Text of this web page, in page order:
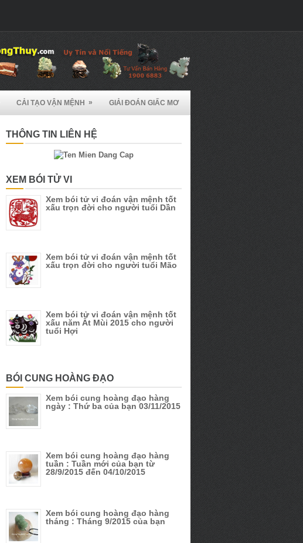
CẢI TẠO VẬN MỆNH » GIẢI ĐOÁN GIẤC MƠ
THÔNG TIN LIÊN HỆ
XEM BÓI TỬ VI
Xem bói tử vi đoán vận mệnh tốt
xấu trọn đời cho người tuổi Dần
Xem bói tử vi đoán vận mệnh tốt
xấu trọn đời cho người tuổi Mão
Xem bói tử vi đoán vận mệnh tốt
xấu năm Ất Mùi 2015 cho người
tuổi Hợi
BÓI CUNG HOÀNG ĐẠO
Xem bói cung hoàng đạo hàng
ngày : Thứ ba của bạn 03/11/2015
Xem bói cung hoàng đạo hàng
tuần : Tuần mới của bạn từ
28/9/2015 đến 04/10/2015
Xem bói cung hoàng đạo hàng
tháng : Tháng 9/2015 của bạn